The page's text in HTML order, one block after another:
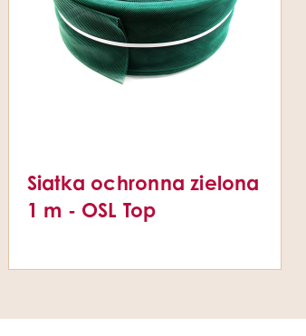
Siatka ochronna zielona
1 m - OSL Top